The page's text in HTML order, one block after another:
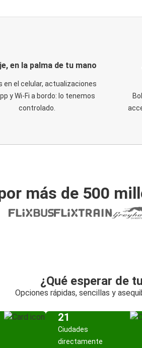
en la palma de tu mano
en el celular, actualizaciones
y Wi-Fi a bordo: lo tenemos
controlado.
más de 500
¿Qué esperar de
Opciones rápidas, sencillas y
21
Ciudades
directamente